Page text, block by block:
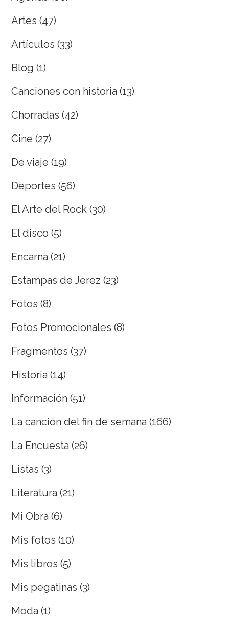
Artes (47)
Artículos (33)
Blog (1)
Canciones con historia (13)
Chorradas (42)
Cine (27)
De viaje (19)
Deportes (56)
El Arte del Rock (30)
El disco (5)
Encarna (21)
Estampas de Jerez (23)
Fotos (8)
Fotos Promocionales (8)
Fragmentos (37)
Historia (14)
Información (51)
La canción del fin de semana (166)
La Encuesta (26)
Listas (3)
Literatura (21)
Mi Obra (6)
Mis fotos (10)
Mis libros (5)
Mis pegatinas (3)
Moda (1)